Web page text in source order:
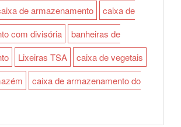
de armazenamento
caixa de
com divisória
banheiras de
Lixeiras TSA
caixa de vegetais
caixa de armazenamento do